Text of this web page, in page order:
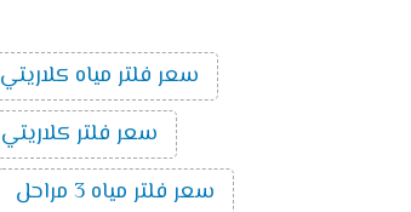
سعر فلتر مياه كلاريتي
سعر فلتر كلاريتي
سعر فلتر مياه 3 مراحل